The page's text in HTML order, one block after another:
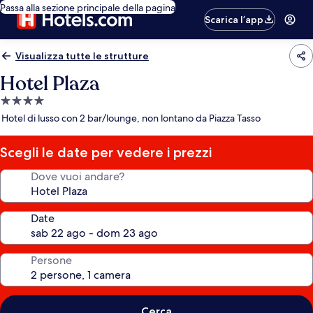
Passa alla sezione principale della pagina
Scarica l’app
Visualizza tutte le strutture
Hotel Plaza
Struttura
a
stelle
Hotel di lusso con 2 bar/lounge, non lontano da Piazza Tasso
Scegli le date per vedere i prezzi
Dove vuoi andare?
Date
Persone